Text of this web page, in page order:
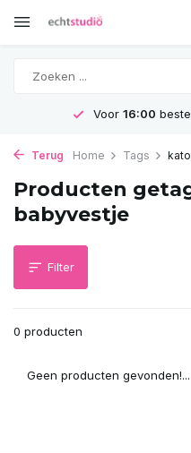
Voor 16:00
Terug Home Tags
Producten
babyvestje
Filter
0 producten
Geen producten gevonden!...